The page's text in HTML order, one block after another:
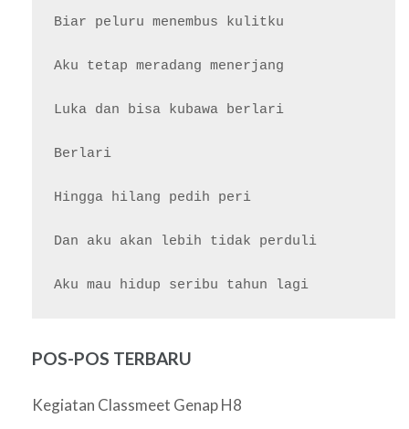
Biar peluru menembus kulitku
Aku tetap meradang menerjang
Luka dan bisa kubawa berlari
Berlari
Hingga hilang pedih peri
Dan aku akan lebih tidak perduli
POS-POS TERBARU
Kegiatan Classmeet Genap H8